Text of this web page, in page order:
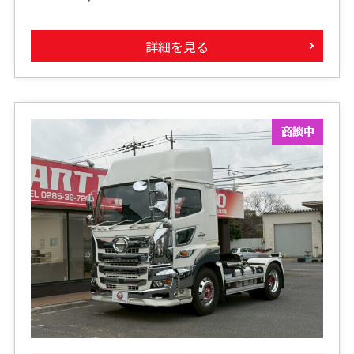
詳細を見る